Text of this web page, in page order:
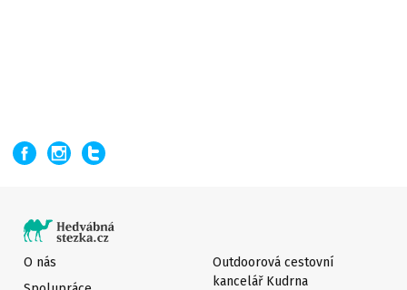
O nás
Outdoorová cestovní
kancelář Kudrna